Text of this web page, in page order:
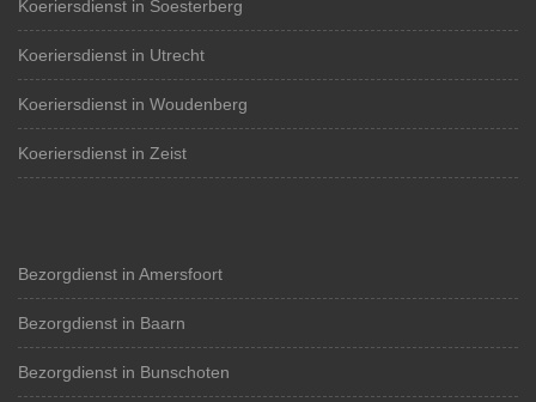
Koeriersdienst in Soesterberg
Koeriersdienst in Utrecht
Koeriersdienst in Woudenberg
Koeriersdienst in Zeist
Bezorgdienst in Amersfoort
Bezorgdienst in Baarn
Bezorgdienst in Bunschoten